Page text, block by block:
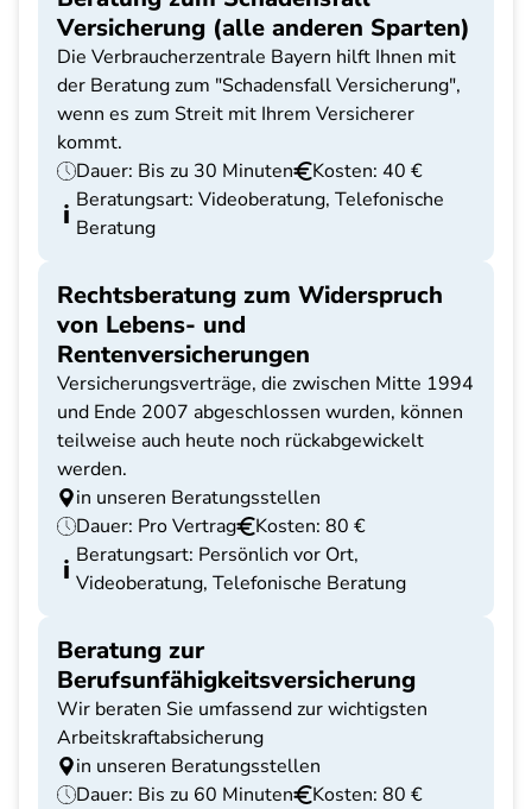
Versicherung (alle anderen Sparten)
Die Verbraucherzentrale Bayern hilft Ihnen mit
der Beratung zum "Schadensfall Versicherung",
wenn es zum Streit mit Ihrem Versicherer
kommt.
Dauer: Bis zu 30 Minuten
Kosten: 40 €
Beratungsart: Videoberatung, Telefonische
Beratung
Rechtsberatung zum Widerspruch
von Lebens- und
Rentenversicherungen
Versicherungsverträge, die zwischen Mitte 1994
und Ende 2007 abgeschlossen wurden, können
teilweise auch heute noch rückabgewickelt
werden.
in unseren Beratungsstellen
Dauer: Pro Vertrag
Kosten: 80 €
Beratungsart: Persönlich vor Ort,
Videoberatung, Telefonische Beratung
Beratung zur
Berufsunfähigkeitsversicherung
Wir beraten Sie umfassend zur wichtigsten
Arbeitskraftabsicherung
in unseren Beratungsstellen
Dauer: Bis zu 60 Minuten
Kosten: 80 €